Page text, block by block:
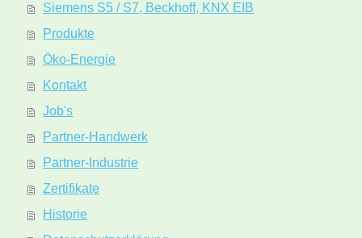
Siemens S5 / S7, Beckhoff, KNX EIB
Produkte
Öko-Energie
Kontakt
Job's
Partner-Handwerk
Partner-Industrie
Zertifikate
Historie